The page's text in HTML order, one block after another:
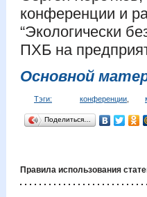
конференции и
“Экологически
ПХБ на
Основной
Тэги: конференции
Поделиться…
Правила использования